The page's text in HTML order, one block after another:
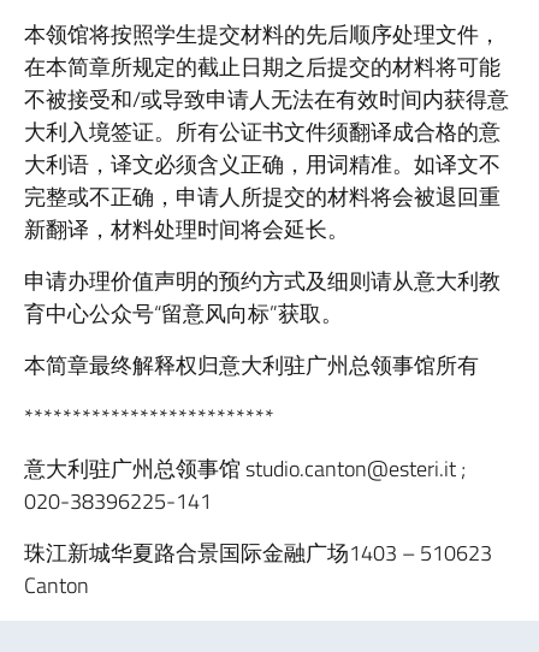
本领馆将按照学生提交材料的先后顺序处理文件，
在本简章所规定的截止日期之后提交的材料将可能
不被接受和/或导致申请人无法在有效时间内获得意
大利入境签证。所有公证书文件须翻译成合格的意
大利语，译文必须含义正确，用词精准。如译文不
完整或不正确，申请人所提交的材料将会被退回重
新翻译，材料处理时间将会延长。
申请办理价值声明的预约方式及细则请从意大利教
育中心公众号“留意风向标”获取。
本简章最终解释权归意大利驻广州总领事馆所有
**************************
意大利驻广州总领事馆 studio.canton@esteri.it ;
020-38396225-141
珠江新城华夏路合景国际金融广场1403 – 510623
Canton